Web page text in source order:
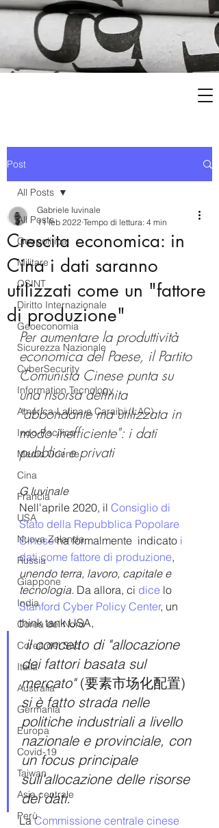
Post
All Posts
Geopolitica
Militare
OSINT
Diritto Internazionale
Geoeconomia
Sicurezza Nazionale
CyberSecurity
Information Tecnology
America-Latina e Caraibi (LAC)
Indo-Pacifico
Medio Oriente
Cina
Francia
USA
Nuova Zelanda
Russia
Giappone
India
Corea del Nord
Corea del Sud
Italia
Australia
Germania
Europa
Covid-19
Taiwan
Asia centrale
Perù
All Posts
Crescita economica: in
Cina i dati saranno
utilizzati come un "fattore
di produzione"
Gabriele Iuvinale
11 feb 2022 Tempo di lettura: 4 min
Per aumentare la produttività
economica del Paese, il Partito
Comunista Cinese punta su
una risorsa definita
"abbondante ma utilizzata in
modo inefficiente": i dati
pubblici e privati
G Iuvinale
Nell'aprile 2020, il Consiglio di
Stato della Repubblica Popolare
Cinese ha formalmente  indicato i
dati come fattore di produzione,
unendo terra, lavoro, capitale e
tecnologia. Da allora, ci dice lo
Stanford Cyber ​​Policy Center, un
think tank USA,
il concetto di "allocazione
dei fattori basata sul
mercato" (要素市场化配置)
si è fatto strada nelle
politiche industriali a livello
nazionale e provinciale, con
un focus principale
sull'allocazione delle risorse
dei dati.
La Commissione centrale cinese